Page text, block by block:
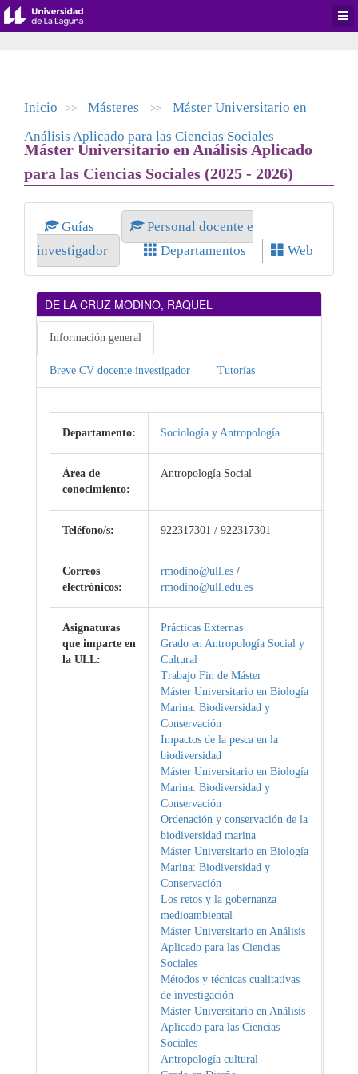
Inicio >> Másteres >>
Máster Universitario en
Análisis Aplicado para las Ciencias Sociales
Máster Universitario en Análisis Aplicado
para las Ciencias Sociales (2025 - 2026)
Guías
Personal docente e
investigador
Departamentos Web
DE LA CRUZ MODINO, RAQUEL
Información general
Breve CV docente investigador Tutorías
Departamento: Sociología y Antropología
Área de
conocimiento:
Antropología Social
Teléfono/s: 922317301 / 922317301
Correos
electrónicos:
rmodino@ull.es /
rmodino@ull.edu.es
Asignaturas
que imparte en
la ULL:
Prácticas Externas
Grado en Antropología Social y
Cultural
Trabajo Fin de Máster
Máster Universitario en Biología
Marina: Biodiversidad y
Conservación
Impactos de la pesca en la
biodiversidad
Máster Universitario en Biología
Marina: Biodiversidad y
Conservación
Ordenación y conservación de la
biodiversidad marina
Máster Universitario en Biología
Marina: Biodiversidad y
Conservación
Los retos y la gobernanza
medioambiental
Máster Universitario en Análisis
Aplicado para las Ciencias
Sociales
Métodos y técnicas cualitativas
de investigación
Máster Universitario en Análisis
Aplicado para las Ciencias
Sociales
Antropología cultural